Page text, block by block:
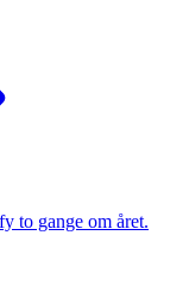
to gange om året.